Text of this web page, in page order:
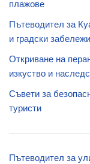
плажове
Пътеводител за
и градски
Откриване на
изкуство и
Съвети за
туристи
Пътеводител за